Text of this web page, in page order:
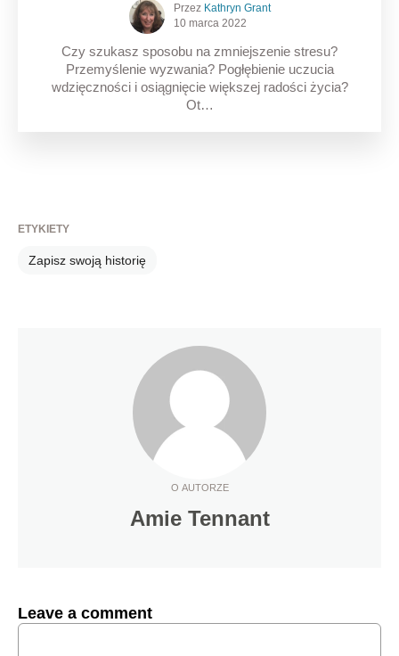
Przez Kathryn Grant
10 marca 2022
Czy szukasz sposobu na zmniejszenie stresu?
Przemyślenie wyzwania? Pogłębienie uczucia
wdzięczności i osiągnięcie większej radości życia?
Ot…
ETYKIETY
Zapisz swoją historię
O AUTORZE
Amie Tennant